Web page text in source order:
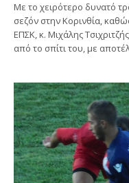
Με το χειρότερο δυνατό
σεζόν στην Κορινθία,
ΕΠΣΚ, κ. Μιχάλης
από το σπίτι του, με